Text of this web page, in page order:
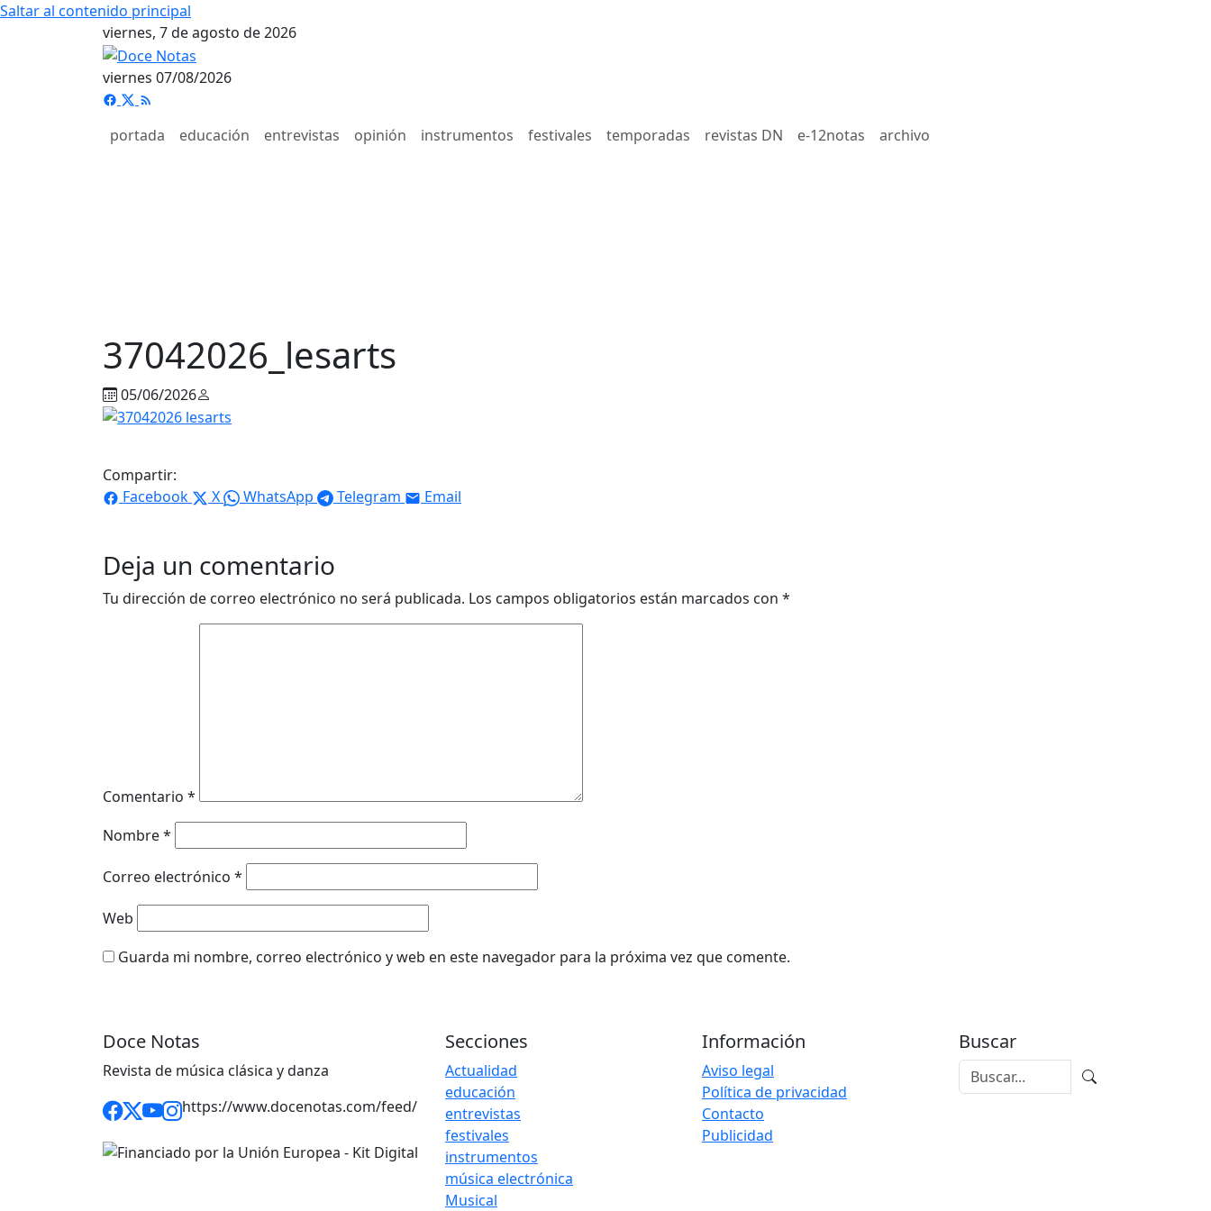
Saltar al contenido principal
viernes, 7 de agosto de 2026
viernes 07/08/2026
portada educación entrevistas opinión instrumentos festivales temporadas revistas DN e-12notas archivo
37042026_lesarts
05/06/2026
Compartir:
Facebook
X WhatsApp Telegram Email
Deja un comentario
Tu dirección de correo electrónico no será publicada. Los campos obligatorios están marcados con *
Comentario *
Nombre*
Correo electrónico *
Web
Guarda mi nombre, correo electrónico y web en este navegador para la próxima vez que comente.
Doce Notas
Revista de música clásica y danza
https://www.docenotas.com/feed/
Secciones
Actualidad
educación
entrevistas
festivales
instrumentos
música electrónica
Musical
Información
Aviso legal
Política de privacidad
Contacto
Publicidad
Buscar